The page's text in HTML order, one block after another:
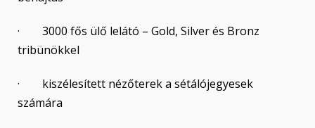
· 3000 fős ülő lelátó – Gold, Silver és Bronz
tribünökkel
· kiszélesített nézőterek a sétálójegyesek
számára